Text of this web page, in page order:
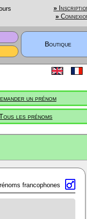
»
»
Boutique
un prénom
les prénoms
francophones